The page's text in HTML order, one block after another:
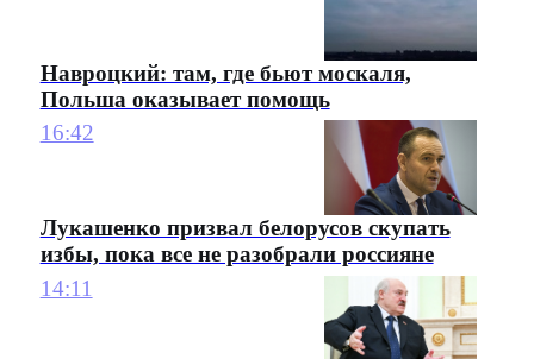
Навроцкий: там, где бьют москаля,
Польша оказывает помощь
16:42
Лукашенко призвал белорусов скупать
избы, пока все не разобрали россияне
14:11